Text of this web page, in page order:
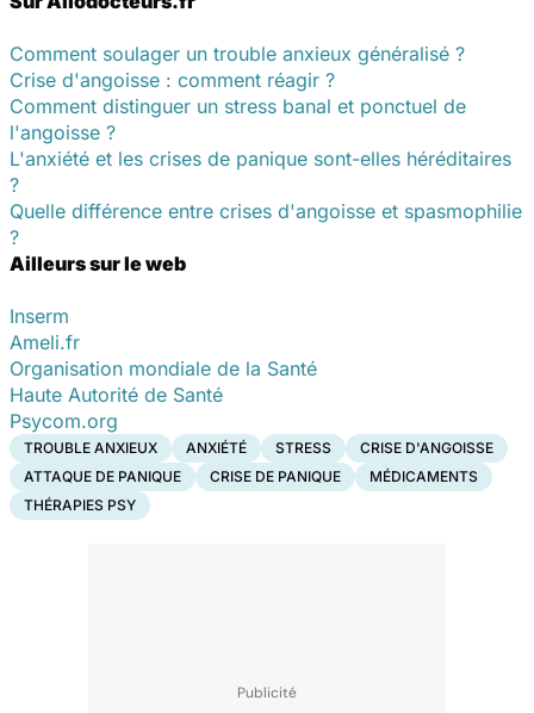
Comment soulager un trouble anxieux généralisé ?
Crise d'angoisse : comment réagir ?
Comment distinguer un stress banal et ponctuel de
l'angoisse ?
L'anxiété et les crises de panique sont-elles héréditaires
?
Quelle différence entre crises d'angoisse et spasmophilie
?
Ailleurs sur le web
Inserm
Ameli.fr
Organisation mondiale de la Santé
Haute Autorité de Santé
Psycom.org
TROUBLE ANXIEUX ANXIÉTÉ STRESS
CRISE D'ANGOISSE
ATTAQUE DE PANIQUE
CRISE DE PANIQUE
MÉDICAMENTS
THÉRAPIES PSY